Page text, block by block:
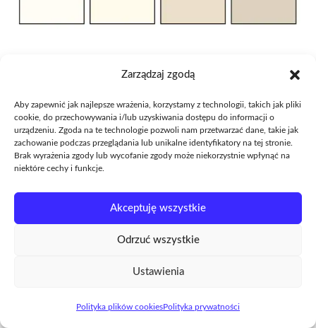
Zarządzaj zgodą
Aby zapewnić jak najlepsze wrażenia, korzystamy z technologii, takich jak pliki
cookie, do przechowywania i/lub uzyskiwania dostępu do informacji o
urządzeniu. Zgoda na te technologie pozwoli nam przetwarzać dane, takie jak
zachowanie podczas przeglądania lub unikalne identyfikatory na tej stronie.
Brak wyrażenia zgody lub wycofanie zgody może niekorzystnie wpłynąć na
niektóre cechy i funkcje.
Akceptuję wszystkie
Odrzuć wszystkie
Ustawienia
Polityka plików cookiesPolityka prywatności
Jakie kolory neutralne dla Jesieni?
Typ urody Jesieńpodobnie, jak Wiosna dobrze
wygląda w beżach.
Dotyczy to zarówno
Beże połączone z kolorami z palety jesieni to strzał
niekorzystnie wyglądać w bieli, szczególnie w